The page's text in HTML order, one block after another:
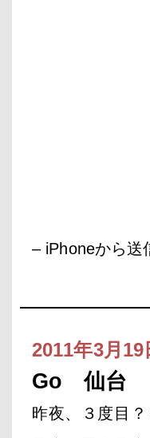
– iPhoneから送
2011年3月19
Go 仙台
昨夜、３度目